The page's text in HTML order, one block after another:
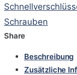
Schrauben
Share
Beschreibung
Zusätzliche